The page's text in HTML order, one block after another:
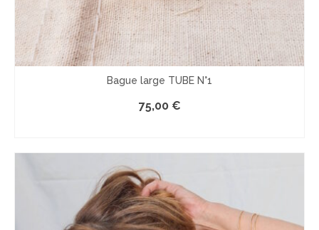
Bague large TUBE N°1
75,00 €